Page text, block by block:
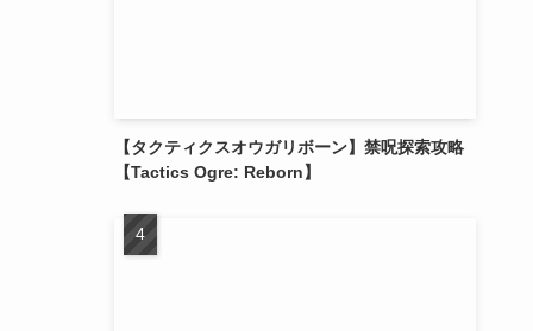
【タクティクスオウガリボーン】禁呪探索攻略
【Tactics Ogre: Reborn】